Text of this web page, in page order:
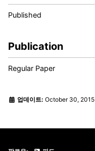
Published
Publication
Regular Paper
업데이트: October 30, 2015